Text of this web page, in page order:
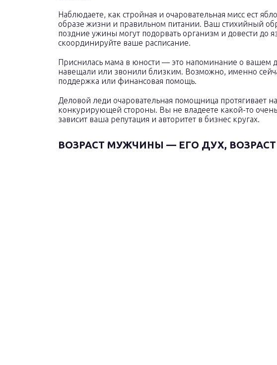
Наблюдаете, как стройная и очаровательная мисс ест
образе жизни и правильном питании. Ваш стихийный
поздние ужины могут подорвать организм и довести до
скоординируйте ваше расписание.
Приснилась мама в юности — это напоминание о вашем
навещали или звонили близким. Возможно, именно
поддержка или финансовая помощь.
Деловой леди очаровательная помощница протягивает
конкурирующей стороны. Вы не владеете какой-то
зависит ваша репутация и авторитет в бизнес кругах.
ВОЗРАСТ МУЖЧИНЫ — ЕГО ДУХ,